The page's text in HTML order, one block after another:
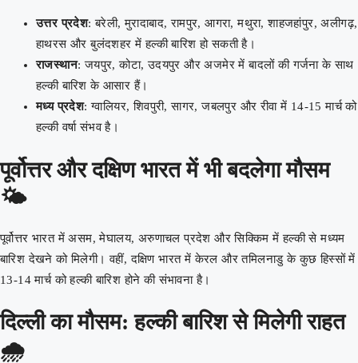
उत्तर प्रदेश: बरेली, मुरादाबाद, रामपुर, आगरा, मथुरा, शाहजहांपुर, अलीगढ़,
हाथरस और बुलंदशहर में हल्की बारिश हो सकती है।
राजस्थान: जयपुर, कोटा, उदयपुर और अजमेर में बादलों की गर्जना के साथ
हल्की बारिश के आसार हैं।
मध्य प्रदेश: ग्वालियर, शिवपुरी, सागर, जबलपुर और रीवा में 14-15 मार्च को
हल्की वर्षा संभव है।
पूर्वोत्तर और दक्षिण भारत में भी बदलेगा मौसम
🌤️
पूर्वोत्तर भारत में असम, मेघालय, अरुणाचल प्रदेश और सिक्किम में हल्की से मध्यम
बारिश देखने को मिलेगी। वहीं, दक्षिण भारत में केरल और तमिलनाडु के कुछ हिस्सों में
13-14 मार्च को हल्की बारिश होने की संभावना है।
दिल्ली का मौसम: हल्की बारिश से मिलेगी राहत
🌧️